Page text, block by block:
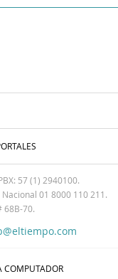
57 (1) 2940100.
01 8000 110 211.
68B-70.
COMPUTADOR